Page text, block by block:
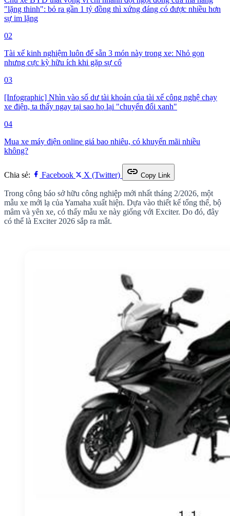
"lặng thinh": bỏ ra gần 1 tỷ đồng thì xứng đáng có được nhiều hơn
sự im lặng
02
Tài xế kinh nghiệm luôn để sẵn 3 món này trong xe: Nhỏ gọn
nhưng cực kỳ hữu ích khi gặp sự cố
03
[Infographic] Nhìn vào số dư tài khoản của tài xế công nghệ chạy
xe điện, ta thấy ngay tại sao họ lại "chuyển đổi xanh"
04
Mua xe máy điện online giá bao nhiêu, có khuyến mãi nhiều
không?
Chia sẻ: Facebook X (Twitter) link Copy Link
Trong công báo sở hữu công nghiệp mới nhất tháng 2/2026, một
mẫu xe mới lạ của Yamaha xuất hiện. Dựa vào thiết kế tổng thể, bộ
mâm và yên xe, có thấy mẫu xe này giống với Exciter. Do đó, đây
có thể là Exciter 2026 sắp ra mắt.